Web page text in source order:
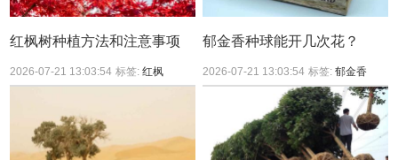
红枫树种植方法和注意事项
2026-07-21 13:03:54 标签:红枫
郁金香种球能开几次花？
2026-07-21 13:03:54 标签:郁金香